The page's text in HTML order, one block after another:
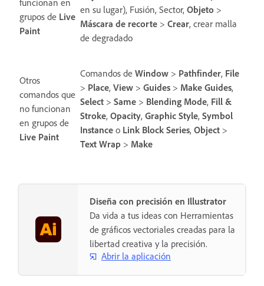
grupos de Live
Paint
en su lugar), Fusión, Sector, Objeto >
Máscara de recorte > Crear, crear malla
de degradado
Otros
comandos que
no funcionan
en grupos de
Live Paint
Comandos de Window > Pathfinder, File
> Place, View > Guides > Make Guides,
Select > Same > Blending Mode, Fill &
Stroke, Opacity, Graphic Style, Symbol
Instance o Link Block Series, Object >
Text Wrap > Make
Diseña con precisión en Illustrator
Da vida a tus ideas con Herramientas
de gráficos vectoriales creadas para la
libertad creativa y la precisión.
Abrir la aplicación